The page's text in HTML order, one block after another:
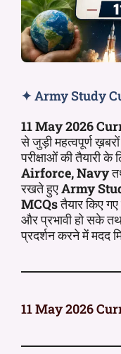
✦ Army Study
11 May 2026
से जुड़ी महत्वपूर्ण
परीक्षाओं की तैयारी के
Airforce, Navy
रखते हुएArmy
MCQsतैयार किए
और प्रभावी हो सके
प्रदर्शन करने में मदद
11 May 2026